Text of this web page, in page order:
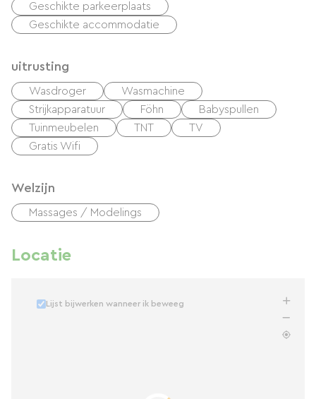
Geschikte parkeerplaats
Geschikte accommodatie
uitrusting
Wasdroger
Wasmachine
Strijkapparatuur
Föhn
Babyspullen
Tuinmeubelen
TNT
TV
Gratis Wifi
Welzijn
Massages / Modelings
Locatie
Lijst bijwerken wanneer ik beweeg